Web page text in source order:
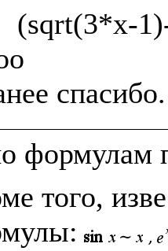
(sqrt(3*x-
формулам
того,